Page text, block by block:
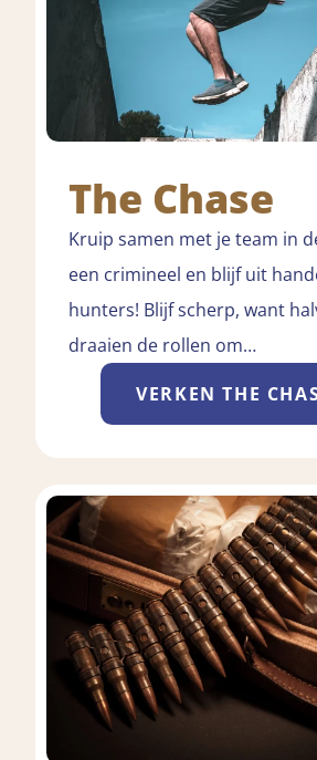
The Chase
Kruip samen met je team in
een crimineel en blijf uit
hunters! Blijf scherp, want
draaien de rollen om…
VERKENTHE